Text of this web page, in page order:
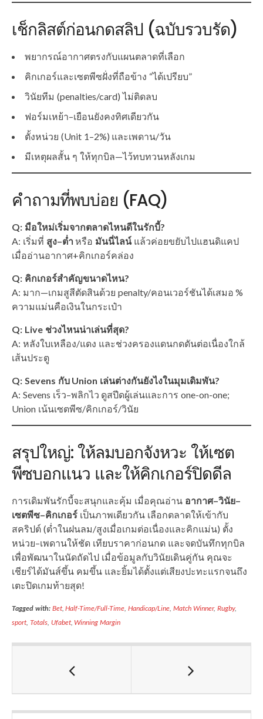
เช็กลิสต์ก่อนกดสลิป (ฉบับรวบรัด)
พยากรณ์อากาศตรงกับแผนตลาดที่เลือก
คิกเกอร์และเซตพีซฝั่งที่ถือข้าง “ได้เปรียบ”
วินัยทีม (penalties/card) ไม่ติดลบ
ฟอร์มเหย้า–เยือนยังคงทิศเดียวกัน
ตั้งหน่วย (Unit 1–2%) และเพดาน/วัน
มีเหตุผลสั้น ๆ ให้ทุกบิล—ไว้ทบทวนหลังเกม
คำถามที่พบบ่อย (FAQ)
Q: มือใหม่เริ่มจากตลาดไหนดีในรักบี้?
A: เริ่มที่ สูง–ต่ำ หรือ มันนี่ไลน์แล้วค่อยขยับไปแฮนดิแคป
เมื่ออ่านอากาศ+คิกเกอร์คล่อง
Q: คิกเกอร์สำคัญขนาดไหน?
A: มาก—เกมสูสีตัดสินด้วย penalty/คอนเวอร์ชันได้เสมอ %
ความแม่นคือเงินในกระเป๋า
Q: Live ช่วงไหนน่าเล่นที่สุด?
A: หลังใบเหลือง/แดง และช่วงครองแดนกดดันต่อเนื่องใกล้
เส้นประตู
Q: Sevens กับ Union เล่นต่างกันยังไงในมุมเดิมพัน?
A: Sevens เร็ว–พลิกไว ดูสปีดผู้เล่นและการ one-on-one;
Union เน้นเซตพีซ/คิกเกอร์/วินัย
สรุปใหญ่: ให้ลมบอกจังหวะ ให้เซต
พีซบอกแนว และให้คิกเกอร์ปิดดีล
การเดิมพันรักบี้จะสนุกและคุ้ม เมื่อคุณอ่าน อากาศ–วินัย–
เซตพีซ–คิกเกอร์ เป็นภาพเดียวกัน เลือกตลาดให้เข้ากับ
สคริปต์ (ต่ำในฝนลม/สูงเมื่อเกมต่อเนื่องและคิกแม่น) ตั้ง
หน่วย–เพดานให้ชัด เทียบราคาก่อนกด และจดบันทึกทุกบิล
เพื่อพัฒนาในนัดถัดไป เมื่อข้อมูลกับวินัยเดินคู่กัน คุณจะ
เชียร์ได้มันส์ขึ้น คมขึ้น และยิ้มได้ตั้งแต่เสียงปะทะแรกจนถึง
เตะปิดเกมท้ายสุด!
Tagged with: Bet,Half-Time/Full-Time ,Handicap/Line ,Match Winner, Rugby,
sport, Totals, Ufabet,Winning Margin